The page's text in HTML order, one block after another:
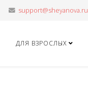
ДЛЯ ВЗРОСЛЫХ